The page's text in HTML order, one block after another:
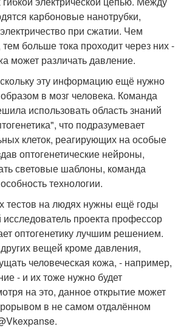
карбоновые нанотрубки,
при сжатии. Чем
больше тока проходит через них -
может различать давление.
эту информацию ещё нужно
в мозг человека. Команда
использовать область знаний
что подразумевает
клеток, реагирующих на особые
оптогенетические нейроны,
световые шаблоны, команда
технологии.
тестов на людях нужны ещё годы
проекта профессор
оптогенетику лучшим решением.
вещей кроме давления,
человеческая кожа, - например,
- и их тоже нужно будет
на это, данное открытие может
в не самом отдалённом